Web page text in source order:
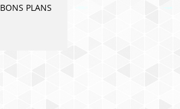
BONS PLANS